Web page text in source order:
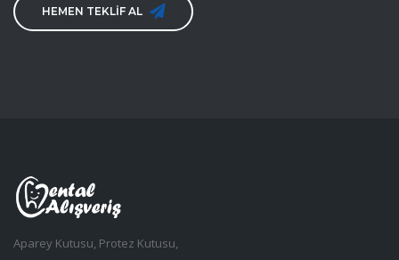
HEMEN TEKLİF AL
Aparey Kutusu, Protez Kutusu,